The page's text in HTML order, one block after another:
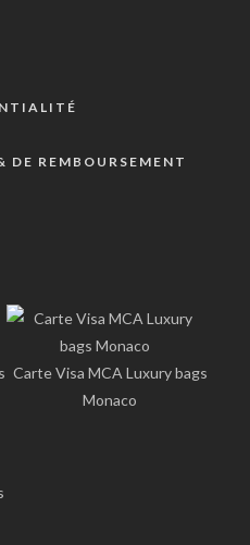
DE REMBOURSEMENT
Carte Visa MCA Luxury bags
Monaco